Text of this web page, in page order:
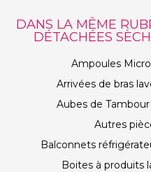
DANS LA MÊME
DÉTACHÉES
Ampoules
Arrivées de bras
Aubes de
Autres
Balconnets
Boites à produits